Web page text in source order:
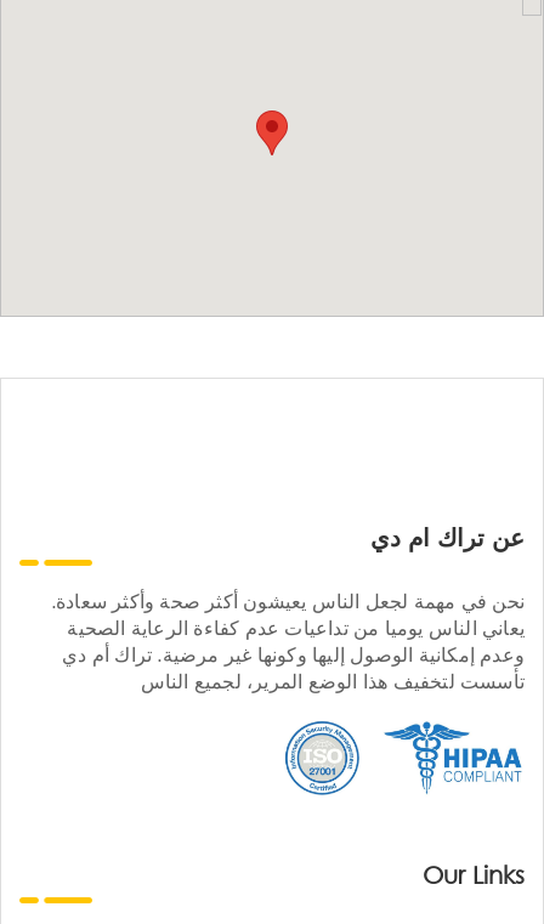
عن تراك ام دي
نحن في مهمة لجعل الناس يعيشون أكثر صحة وأكثر سعادة.
يعاني الناس يوميا من تداعيات عدم كفاءة الرعاية الصحية
وعدم إمكانية الوصول إليها وكونها غير مرضية. تراك أم دي
تأسست لتخفيف هذا الوضع المرير، لجميع الناس
Our Links